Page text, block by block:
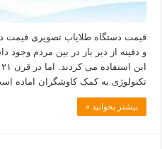
قیمت دستگاه طلایاب تصویری قیمت
و دفینه از دیر باز در بین مردم
تکنولوژی به کمک کاوشگران اماده
بیشتر بخوانید »